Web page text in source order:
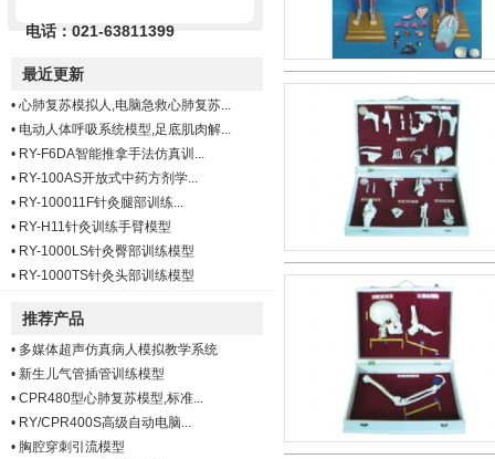
电话：021-63811399
最近更新
• 心肺复苏模拟人,电脑急救心肺复苏...
• 电动人体呼吸系统模型,足底肌肉解...
• RY-F6DA智能推拿手法仿真训...
• RY-100AS开放式中药方剂学...
• RY-100011F针灸腿部训练...
• RY-H11针灸训练手臂模型
• RY-1000LS针灸臀部训练模型
• RY-1000TS针灸头部训练模型
推荐产品
• 多媒体超声仿真病人模拟教学系统
• 新生儿气管插管训练模型
• CPR480型心肺复苏模型,标准...
• RY/CPR400S高级自动电脑...
• 胸腔穿刺引流模型